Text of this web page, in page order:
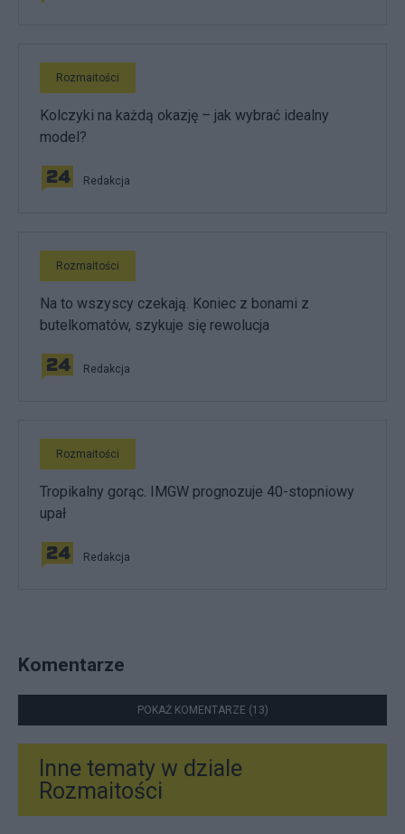
Rozmaitości
Kolczyki na każdą okazję – jak wybrać idealny
model?
Redakcja
Rozmaitości
Na to wszyscy czekają. Koniec z bonami z
butelkomatów, szykuje się rewolucja
Redakcja
Rozmaitości
Tropikalny gorąc. IMGW prognozuje 40-stopniowy
upał
Redakcja
Komentarze
POKAŻ KOMENTARZE (13)
Inne tematy w dziale
Rozmaitości